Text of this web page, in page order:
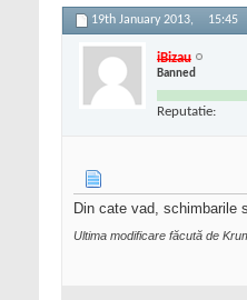
19th January 2013, 15:45
iBizau
Banned
Reputatie:
Din cate vad, schimbarile
Ultima modificare făcută de